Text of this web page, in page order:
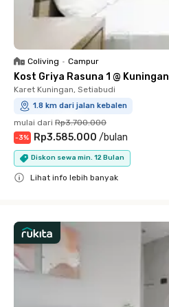
Coliving • Campur
Kost Griya Rasuna 1 @ Kuningan
Karet Kuningan, Setiabudi
1.8 km dari jalan kebalen
mulai dari Rp3.700.000
-3% Rp3.585.000 /bulan
Diskon sewa min. 12 Bulan
Lihat info lebih banyak